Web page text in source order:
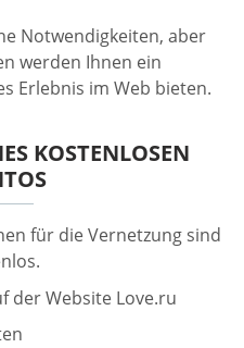
Notwendigkeiten, aber
werden Ihnen ein
Erlebnis im Web bieten.
KOSTENLOSEN
für die Vernetzung sind
der Website Love.ru